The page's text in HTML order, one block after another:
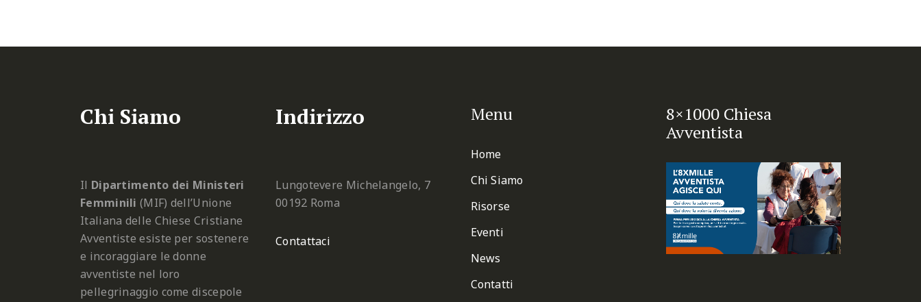
Chi Siamo
Il Dipartimento dei Ministeri
Femminili (MIF) dell’Unione
Italiana delle Chiese Cristiane
Avventiste esiste per sostenere
e incoraggiare le donne
avventiste nel loro
pellegrinaggio come discepole
Indirizzo
Lungotevere Michelangelo, 7
00192 Roma
Contattaci
Menu
Home
Chi Siamo
Risorse
Eventi
News
Contatti
8×1000 Chiesa
Avventista